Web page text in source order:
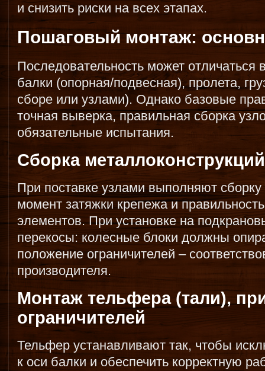
и снизить риски на всех этапах.
Пошаговый монтаж:
Последовательность может отличаться
балки (опорная/подвесная), пролета,
сборе или узлами). Однако базовые
точная выверка, правильная сборка
обязательные испытания.
Сборка
При поставке узлами выполняют
момент затяжки крепежа и
элементов. При установке на
перекосы: колесные блоки должны
положение ограничителей –
производителя.
Монтаж тельфера (тали),
ограничителей
Тельфер устанавливают так, чтобы
к оси балки и обеспечить корректную